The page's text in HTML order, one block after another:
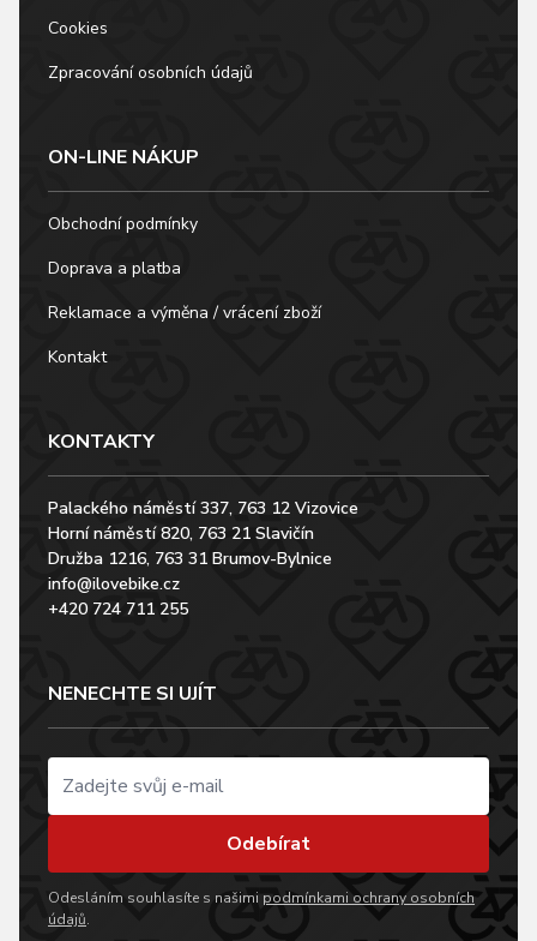
Cookies
Zpracování osobních údajů
ON-LINE NÁKUP
Obchodní podmínky
Doprava a platba
Reklamace a výměna / vrácení zboží
Kontakt
KONTAKTY
Palackého náměstí 337, 763 12 Vizovice
Horní náměstí 820, 763 21 Slavičín
Družba 1216, 763 31 Brumov-Bylnice
info@ilovebike.cz
+420 724 711 255
NENECHTE SI UJÍT
Odebírat
Odesláním souhlasíte s našimi podmínkami ochrany osobních
údajů.